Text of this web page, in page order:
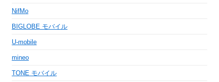
NifMo
BIGLOBE モバイル
U-mobile
mineo
TONE モバイル